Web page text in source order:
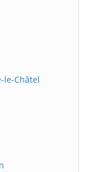
le-Châtel